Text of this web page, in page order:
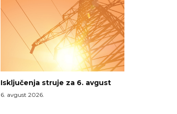
Isključenja struje za 6. avgust
6. avgust 2026.